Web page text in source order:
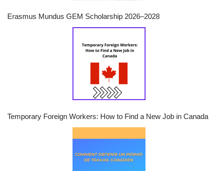
Erasmus Mundus GEM Scholarship 2026–2028
Temporary Foreign Workers: How to Find a New Job in Canada